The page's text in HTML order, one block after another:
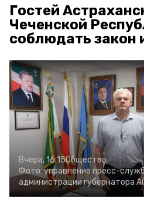
Гостей
Чеченской
соблюдать закон
Вчера, 16:15Общество
Фото: управление пресс-
администрации губернатора